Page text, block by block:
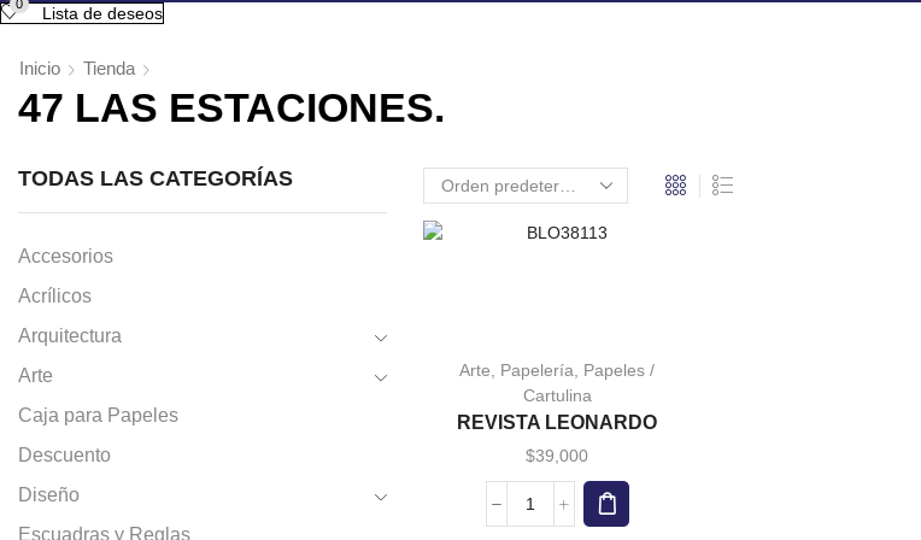
0
Lista de deseos
Inicio Tienda
47 LAS ESTACIONES.
Arte, Papelería, Papeles /
Cartulina
REVISTA LEONARDO
$39,000
REVISTA
producto
tiene
múltiples
variantes.
Las
opciones
se
TODAS LAS CATEGORÍAS
Accesorios
Acrílicos
Arquitectura
Arte
Caja para Papeles
Descuento
Diseño
Escuadras y Reglas